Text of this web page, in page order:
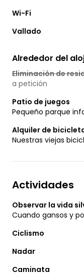
Wi-Fi
Vallado
Alrededor del
Eliminación de
a petición
Patio de juegos
Pequeño parque
Alquiler de
Nuestras viejas
Actividades
Observar la vida
Cuando gansos y
Ciclismo
Nadar
Caminata